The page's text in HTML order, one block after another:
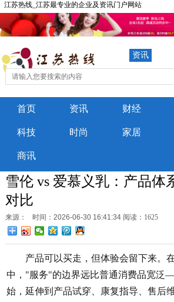
江苏热线_江苏最专业的企业及资讯门户网站
资讯
首页 资讯 财经
科技 时尚 家居
商讯
雪伦 vs 爱慕义乳：产品体
对比
来源： 时间：2026-06-30 16:41:34 阅读：1625
产品可以买走，但体验会留下来。
中，"服务"的边界远比普通消费品宽泛
始，延伸到产品试穿、康复指导、售后